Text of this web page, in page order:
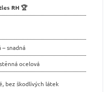
RH 🏆
– snadná
ocelová
bez škodlivých látek